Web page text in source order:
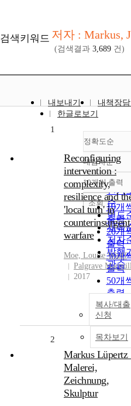
검색키워드 저자 : Markus,
(검색결과 3,689 건)
내보내기
내책장
한글로보기
정확도순
정확
순
인기
순
연도
제목
저자
발행
관순
내림차순
내림
10개씩 출력
10개
출력
20개
출력
30개
출력
50개
출력
100
출력
조회
1
Reconfiguring
intervention :
complexity,
resilience and
'local turn' in
counterinsurgent
warfare
Moe, Louise Wiuff
Palgrave
2017
복사/대출
신청
목차보기
2
Markus Lüpertz
Malerei,
Zeichnung,
Skulptur